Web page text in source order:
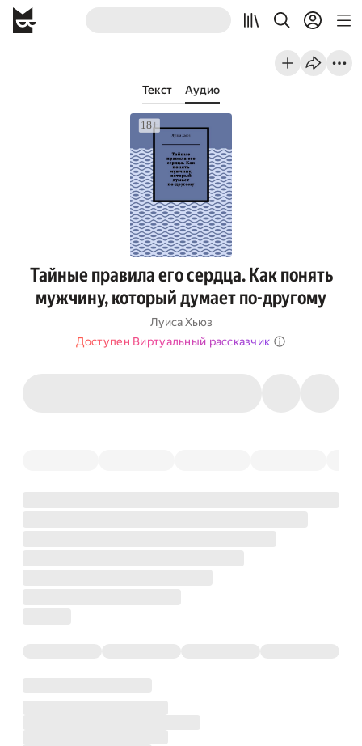
Текст Аудио
Тайные правила его сердца. Как понять
мужчину, который думает по-другому
Луиса Хьюз
Доступен Виртуальный рассказчик